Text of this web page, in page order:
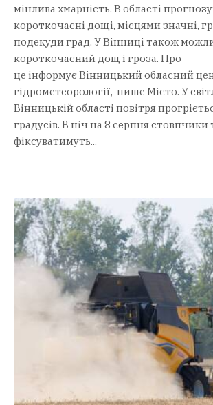
мінлива хмарність. В області
короткочасні дощі, місцями значні,
подекуди град. У Вінниці також
короткочасний дощ і гроза. Про
це інформує Вінницький обласний
гідрометеорології, пише Місто. У
Вінницькій області повітря
градусів. В ніч на 8 серпня стовпчики
фіксуватимуть...